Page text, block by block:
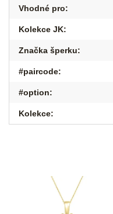
Vhodné pro:
Kolekce JK:
Značka šperku:
#paircode:
#option:
Kolekce: